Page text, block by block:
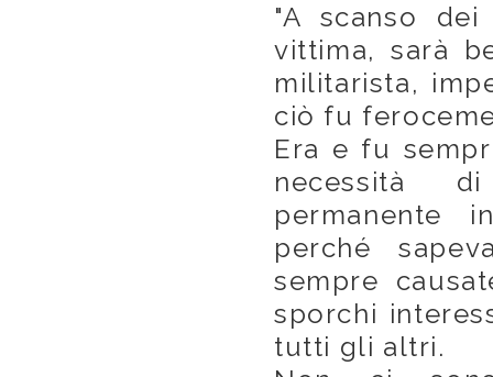
"A scanso
vittima, sarà
militarista,
ciò fu
Era e fu
necessità
permanente
perché
sempre
sporchi
tutti gli altri.